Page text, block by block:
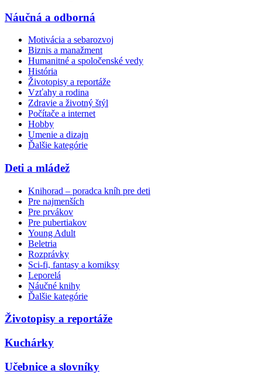
Náučná a odborná
Motivácia a sebarozvoj
Biznis a manažment
Humanitné a spoločenské vedy
História
Životopisy a reportáže
Vzťahy a rodina
Zdravie a životný štýl
Počítače a internet
Hobby
Umenie a dizajn
Ďalšie kategórie
Deti a mládež
Knihorad – poradca kníh pre deti
Pre najmenších
Pre prvákov
Pre pubertiakov
Young Adult
Beletria
Rozprávky
Sci-fi, fantasy a komiksy
Leporelá
Náučné knihy
Ďalšie kategórie
Životopisy a reportáže
Kuchárky
Učebnice a slovníky